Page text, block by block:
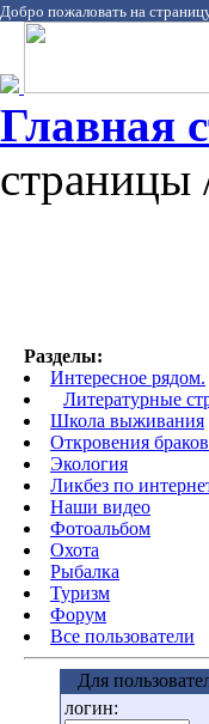
Добро пожаловать на
Главная
страницы
Разделы:
Интересное рядом.
Литературные
Школа выживания
Откровения браков
Экология
Ликбез по
Наши видео
Фотоальбом
Охота
Pыбалка
Туризм
Форум
Все пользователи
Для
логин: